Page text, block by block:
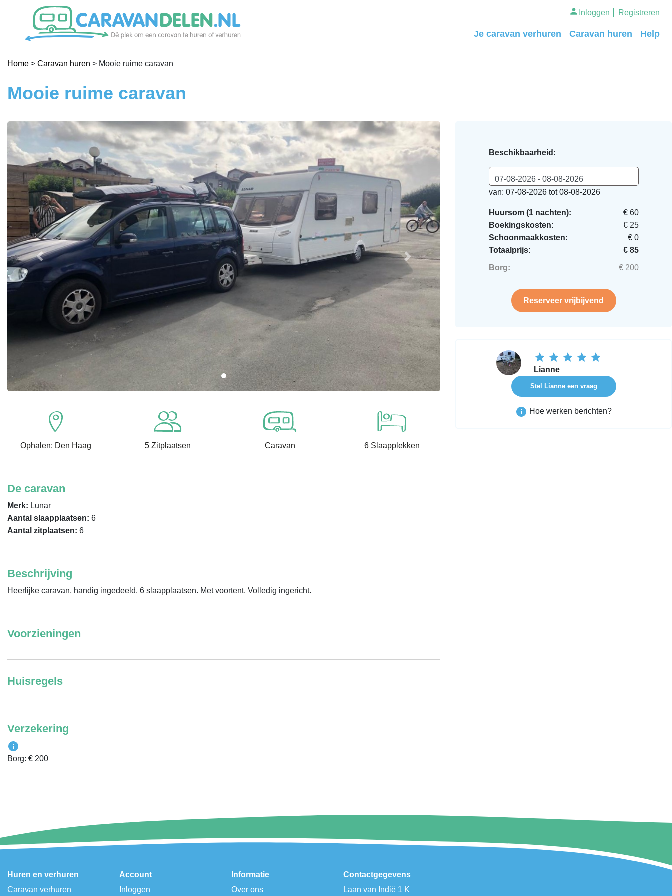
Je caravan verhuren
Caravan huren
Help
Inloggen Registreren
Je caravan verhuren Caravan huren Help
Home > Caravan huren > Mooie ruime caravan
Mooie ruime caravan
Previous Next
Ophalen: Den Haag 5 Zitplaatsen Caravan 6 Slaapplekken
De caravan
Merk: Lunar
Aantal slaapplaatsen: 6
Aantal zitplaatsen: 6
Beschrijving
Heerlijke caravan, handig ingedeeld. 6 slaapplaatsen. Met voortent. Volledig ingericht.
Voorzieningen
Huisregels
Verzekering
Borg: € 200
Beschikbaarheid:
07-08-2026 - 08-08-2026
van: 07-08-2026 tot 08-08-2026
Huursom (1 nachten):
€ 60
Boekingskosten:
€ 25
Schoonmaakkosten:
€ 0
Totaalprijs:
€ 85
Borg: € 200
Reserveer vrijbijvend
Lianne
Stel Lianne een vraag
Hoe werken berichten?
Huren en verhuren
Caravan verhuren
Account
Inloggen
Informatie
Over ons
Contactgegevens
Laan van Indië 1 K